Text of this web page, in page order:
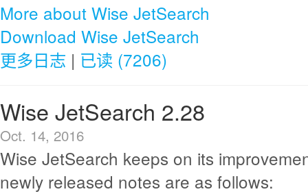
More about Wise JetSearch
Download Wise JetSearch
更多日志 | 已读 (7206)
Wise JetSearch 2.28
Oct. 14, 2016
Wise JetSearch keeps on its
newly released notes are as follows: